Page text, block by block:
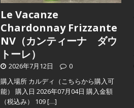
Le Vacanze
Chardonnay Frizzante
NV（カンティーナ ダウ
トーレ）
2026年7月12日
0
購入場所 カルディ（こちらから購入可
能） 購入日 2026年07月04日 購入金額
（税込み） 109[…]